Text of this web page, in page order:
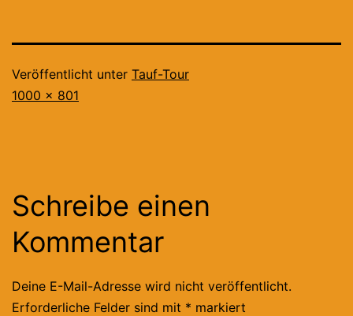
Veröffentlicht unter Tauf-Tour
Originalgröße
1000 × 801
Schreibe einen
Kommentar
Deine E-Mail-Adresse wird nicht veröffentlicht.
Erforderliche Felder sind mit * markiert